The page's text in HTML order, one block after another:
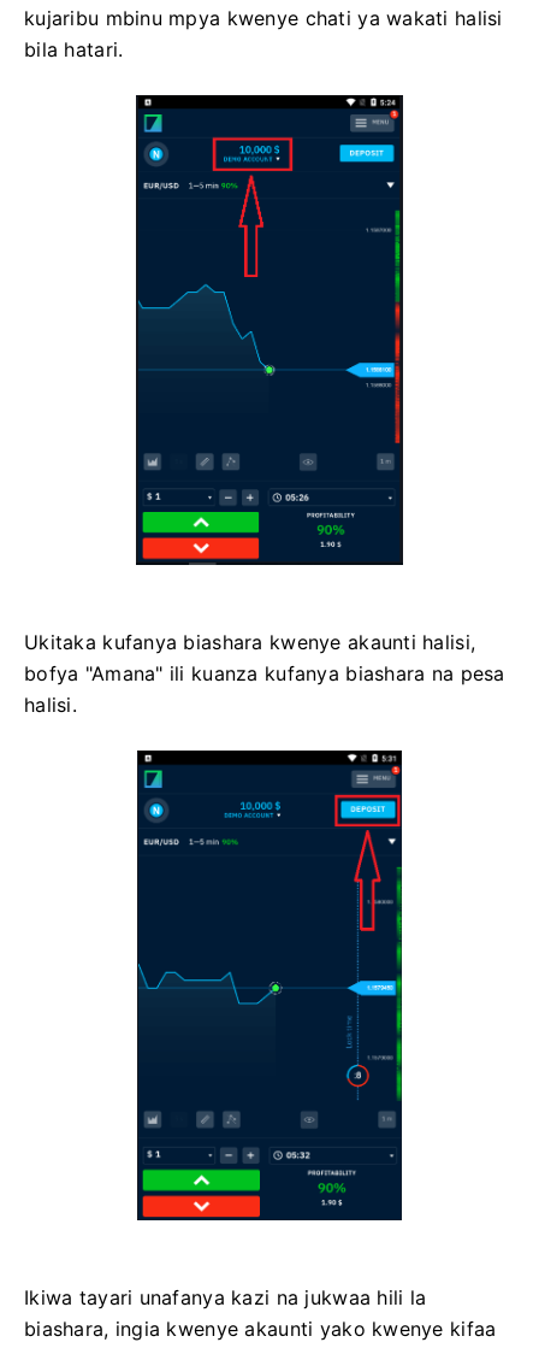
kujaribu mbinu mpya kwenye chati ya wakati halisi
bila hatari.
Ukitaka kufanya biashara kwenye akaunti halisi,
bofya "Amana" ili kuanza kufanya biashara na pesa
halisi.
Ikiwa tayari unafanya kazi na jukwaa hili la
biashara, ingia kwenye akaunti yako kwenye kifaa